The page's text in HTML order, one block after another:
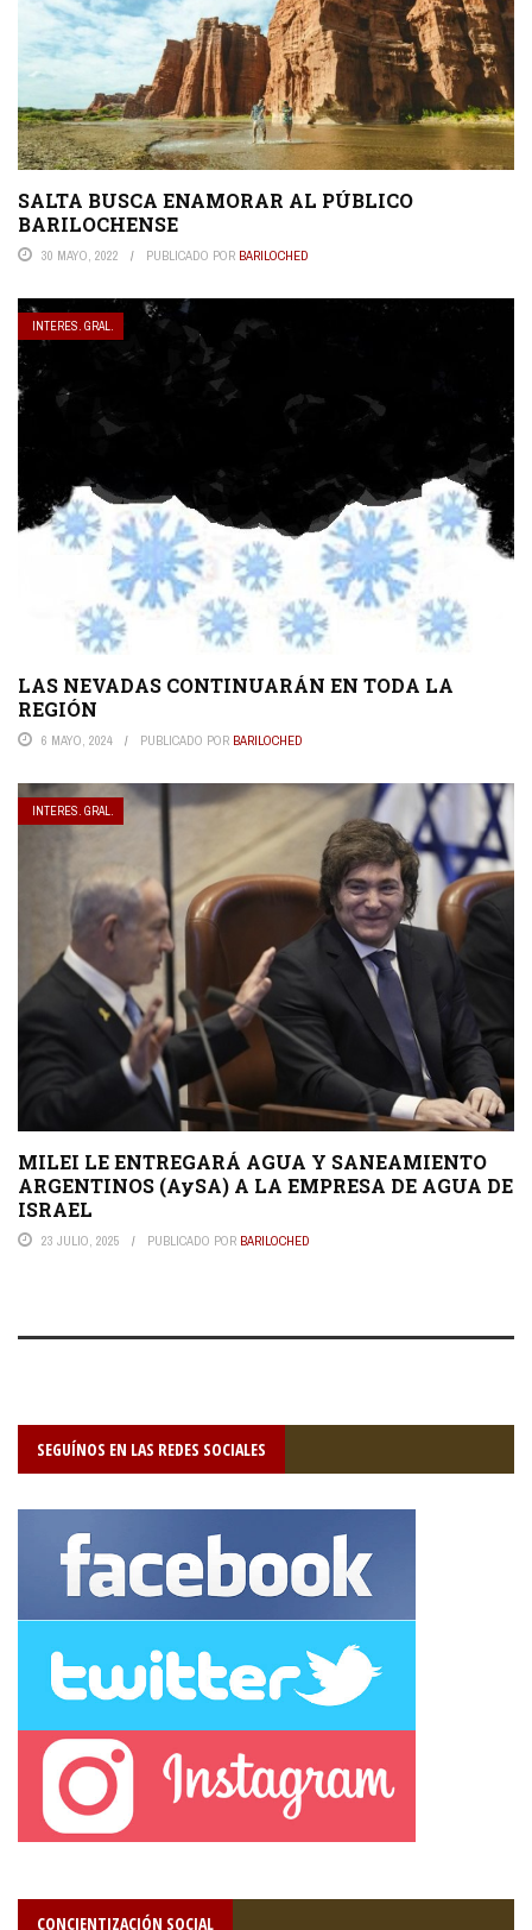
SALTA BUSCA ENAMORAR AL PÚBLICO
BARILOCHENSE
30 MAYO, 2022 PUBLICADO POR BARILOCHED
INTERES. GRAL.
LAS NEVADAS CONTINUARÁN EN TODA LA
REGIÓN
6 MAYO, 2024 PUBLICADO POR BARILOCHED
INTERES. GRAL.
MILEI LE ENTREGARÁ AGUA Y SANEAMIENTO
ARGENTINOS (AySA) A LA EMPRESA DE AGUA DE
ISRAEL
23 JULIO, 2025 PUBLICADO POR BARILOCHED
SEGUÍNOS EN LAS REDES SOCIALES
CONCIENTIZACIÓN SOCIAL